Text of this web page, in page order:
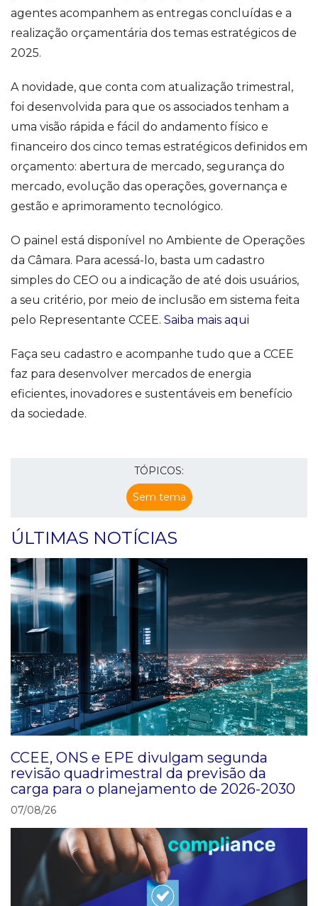
agentes acompanhem as entregas concluídas e a
realização orçamentária dos temas estratégicos de
2025.
A novidade, que conta com atualização trimestral,
foi desenvolvida para que os associados tenham a
uma visão rápida e fácil do andamento físico e
financeiro dos cinco temas estratégicos definidos em
orçamento: abertura de mercado, segurança do
mercado, evolução das operações, governança e
gestão e aprimoramento tecnológico.
O painel está disponível no Ambiente de Operações
da Câmara. Para acessá-lo, basta um cadastro
simples do CEO ou a indicação de até dois usuários,
a seu critério, por meio de inclusão em sistema feita
pelo Representante CCEE. Saiba mais aqui
Faça seu cadastro e acompanhe tudo que a CCEE
faz para desenvolver mercados de energia
eficientes, inovadores e sustentáveis em benefício
da sociedade.
TÓPICOS:
Sem tema
ÚLTIMAS NOTÍCIAS
CCEE, ONS e EPE divulgam segunda
revisão quadrimestral da previsão da
carga para o planejamento de 2026-2030
07/08/26